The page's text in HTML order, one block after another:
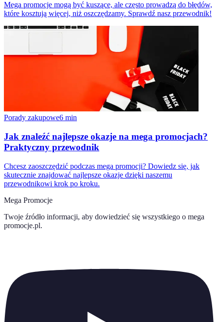
Mega promocje mogą być kuszące, ale często prowadzą do błędów,
które kosztują więcej, niż oszczędzamy. Sprawdź nasz przewodnik!
Porady zakupowe6 min
Jak znaleźć najlepsze okazje na mega promocjach?
Praktyczny przewodnik
Chcesz zaoszczędzić podczas mega promocji? Dowiedz się, jak
skutecznie znajdować najlepsze okazje dzięki naszemu
przewodnikowi krok po kroku.
Mega Promocje
Twoje źródło informacji, aby dowiedzieć się wszystkiego o mega
promocje.pl.